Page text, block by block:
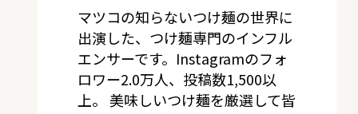
マツコの知らないつけ麺の世界に
出演した、つけ麺専門のインフル
エンサーです。Instagramのフォ
ロワー2.0万人、投稿数1,500以
上。 美味しいつけ麺を厳選して皆